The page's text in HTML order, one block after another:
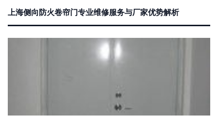
上海侧向防火卷帘门专业维修服务与厂家优势解析